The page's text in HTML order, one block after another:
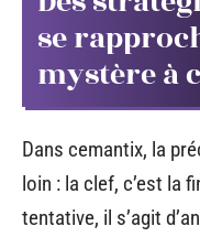
se
mystère à
Dans cemantix, la
loin : la clef, c’est la
tentative, il s’agit